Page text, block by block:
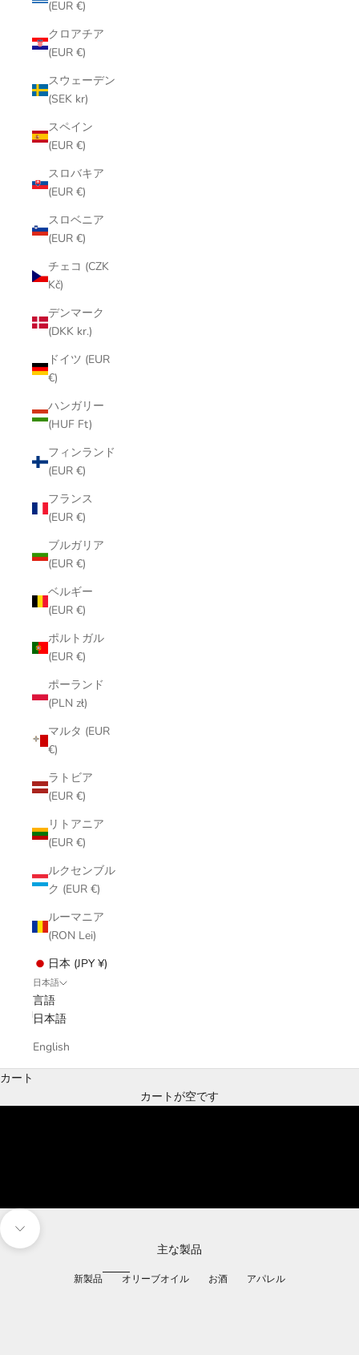
(EUR €)
クロアチア
(EUR €)
スウェーデン
(SEK kr)
スペイン
(EUR €)
スロバキア
(EUR €)
スロベニア
(EUR €)
チェコ (CZK
Kč)
デンマーク
(DKK kr.)
ドイツ (EUR
€)
ハンガリー
(HUF Ft)
フィンランド
(EUR €)
フランス
(EUR €)
ブルガリア
(EUR €)
ベルギー
(EUR €)
ポルトガル
(EUR €)
ポーランド
(PLN zł)
マルタ (EUR
€)
ラトビア
(EUR €)
リトアニア
(EUR €)
ルクセンブル
ク (EUR €)
ルーマニア
(RON Lei)
日本 (JPY ¥)
日本語
言語
日本語
English
カート
カートが空です
オリーブオイル
次のセクションに移動
主な製品
新製品 オリーブオイル お酒 アパレル